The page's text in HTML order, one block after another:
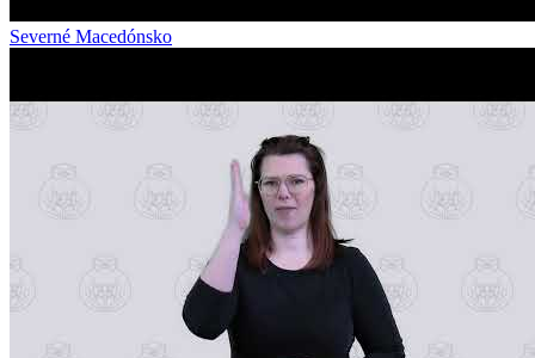
Severné Macedónsko